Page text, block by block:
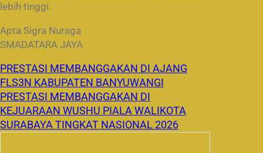
lebih tinggi.
Apta Sigra Nuraga
SMADATARA JAYA
PRESTASI MEMBANGGAKAN DI AJANG
FLS3N KABUPATEN BANYUWANGI
PRESTASI MEMBANGGAKAN DI
KEJUARAAN WUSHU PIALA WALIKOTA
SURABAYA TINGKAT NASIONAL 2026